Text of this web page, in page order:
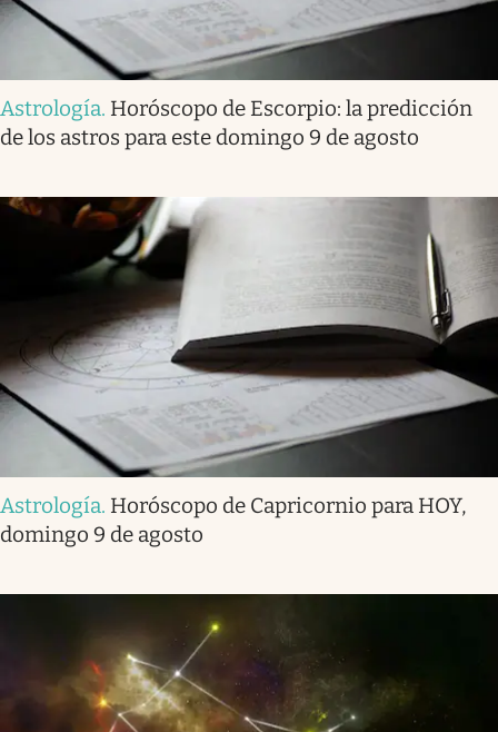
Astrología. Horóscopo de Escorpio: la predicción
de los astros para este domingo 9 de agosto
Astrología. Horóscopo de Capricornio para HOY,
domingo 9 de agosto